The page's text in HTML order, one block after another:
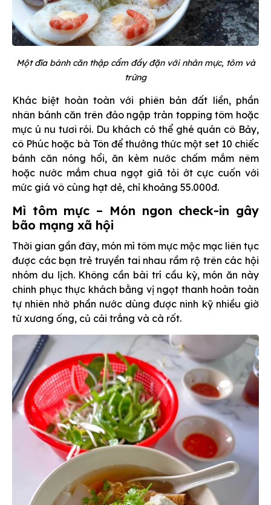
Một đĩa bánh căn thập cẩm đầy đặn với nhân mực, tôm và
trứng
Khác biệt hoàn toàn với phiên bản đất liền, phần
nhân bánh căn trên đảo ngập tràn topping tôm hoặc
mực ú nu tươi rói. Du khách có thể ghé quán cô Bảy,
cô Phúc hoặc bà Tôn để thưởng thức một set 10 chiếc
bánh căn nóng hổi, ăn kèm nước chấm mắm nêm
hoặc nước mắm chua ngọt giã tỏi ớt cực cuốn với
mức giá vô cùng hạt dẻ, chỉ khoảng 55.000đ.
Mì tôm mực – Món ngon check-in gây
bão mạng xã hội
Thời gian gần đây, món mì tôm mực mộc mạc liên tục
được các bạn trẻ truyền tai nhau rầm rộ trên các hội
nhóm du lịch. Không cần bài trí cầu kỳ, món ăn này
chinh phục thực khách bằng vị ngọt thanh hoàn toàn
tự nhiên nhờ phần nước dùng được ninh kỹ nhiều giờ
từ xương ống, củ cải trắng và cà rốt.